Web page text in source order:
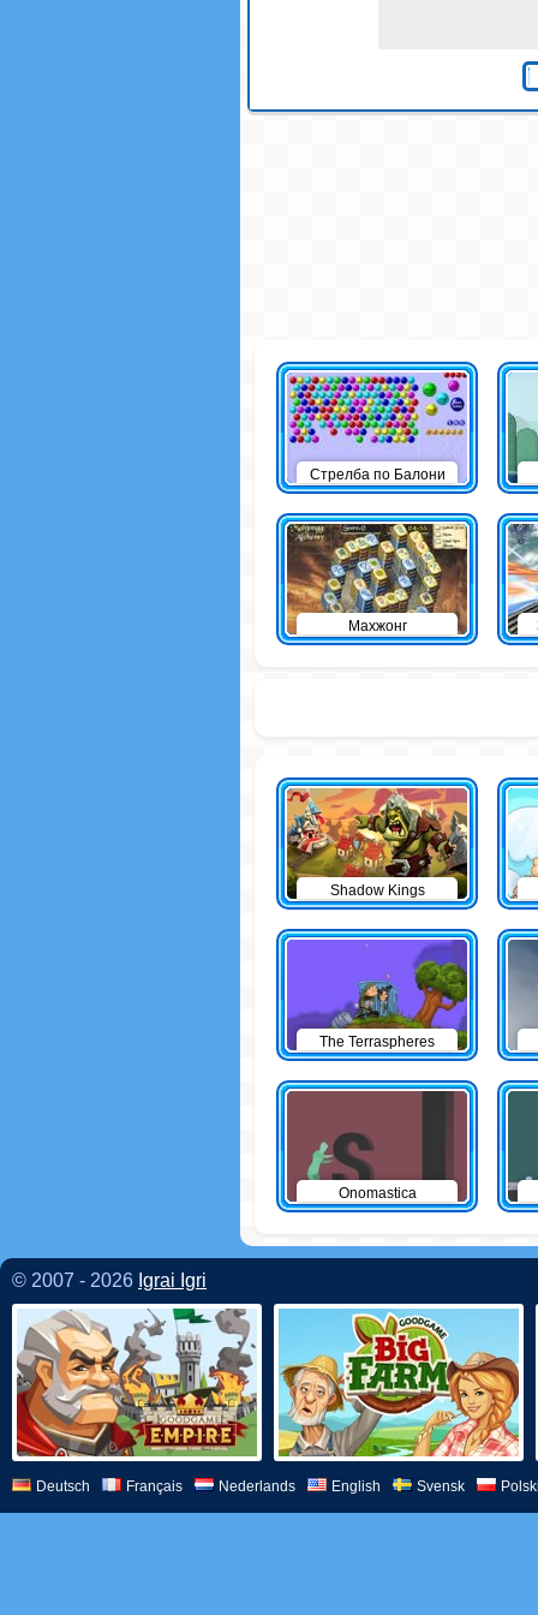
Стрелба по Балони
Махжонг
Shadow Kings
The Terraspheres
Onomastica
© 2007 - 2026 Igrai Igri
Deutsch Français Nederlands English Svensk